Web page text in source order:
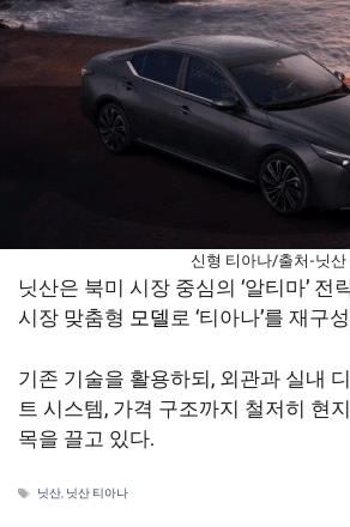
신형 티아나/출처-닛산
닛산은 북미 시장 중심의 ‘알티마’ 전
시장 맞춤형 모델로 ‘티아나’를 재구
기존 기술을 활용하되, 외관과 실내
트 시스템, 가격 구조까지 철저히 현
목을 끌고 있다.
태
닛산, 닛산 티아나